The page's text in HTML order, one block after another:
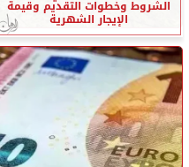
الشروط وخطوات التقديم وقيمة
الإيجار الشهرية